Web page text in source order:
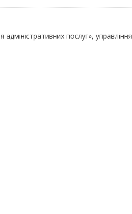
адміністративних послуг», управління